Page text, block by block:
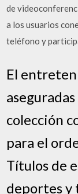
de
a los usuarios
teléfono y
El
colección
para el
Títulos de
deportes y